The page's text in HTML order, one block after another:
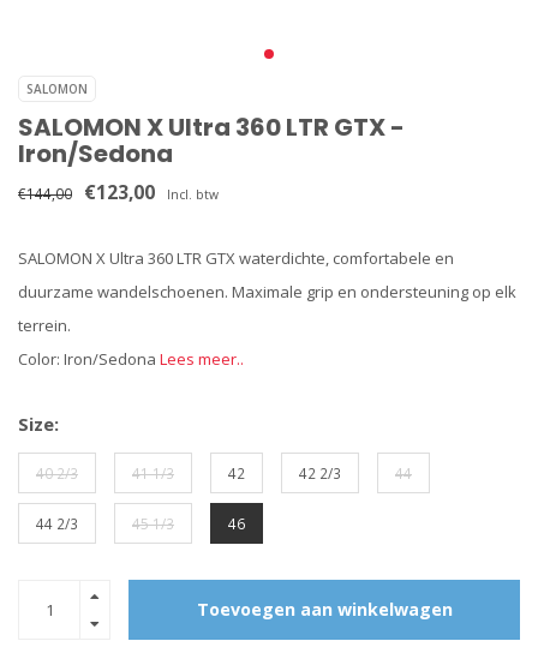
SALOMON
SALOMON X Ultra 360 LTR GTX -
Iron/Sedona
€144,00 €123,00 Incl. btw
SALOMON X Ultra 360 LTR GTX waterdichte, comfortabele en
duurzame wandelschoenen. Maximale grip en ondersteuning op elk
terrein.
Color: Iron/Sedona Lees meer..
Size:
40 2/3 41 1/3 42 42 2/3 44
44 2/3 45 1/3 46
Toevoegen aan winkelwagen